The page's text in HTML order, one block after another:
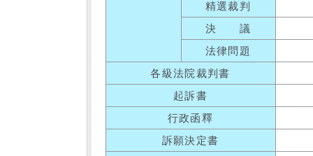
精選裁判
決 議
法律問題
各級法院裁判書
起訴書
行政函釋
訴願決定書